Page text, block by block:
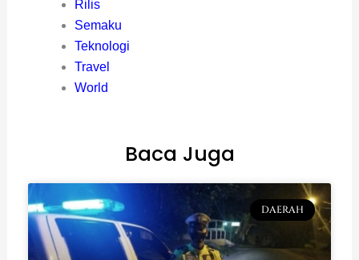
Rilis
Semaku
Teknologi
Travel
World
Baca Juga
DAERAH